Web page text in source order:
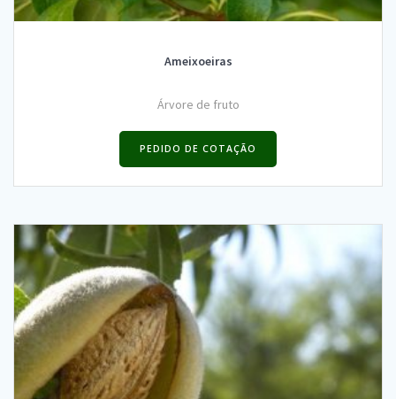
Ameixoeiras
Árvore de fruto
PEDIDO DE COTAÇÃO